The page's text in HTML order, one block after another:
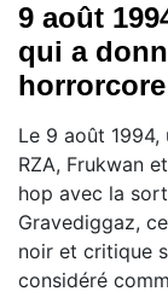
9 août
qui a
horrorcore
Le 9 août
RZA, Frukwan
hop avec la
Gravediggaz,
noir et critique
considéré